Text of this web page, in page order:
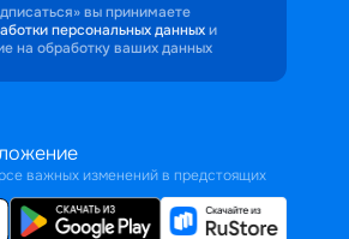
вы принимаете
персональных данных и
на обработку ваших данных
важных изменений в предстоящих